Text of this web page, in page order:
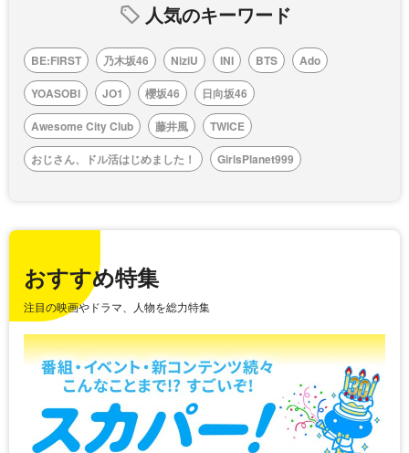
人気のキーワード
BE:FIRST 乃木坂46 NiziU INI BTS
Ado
YOASOBI
JO1 櫻坂46
日向坂46
Awesome City Club
藤井風
TWICE
おじさん、ドル活はじめました！
GirlsPlanet999
おすすめ特集
注目の映画やドラマ、人物を総力特集